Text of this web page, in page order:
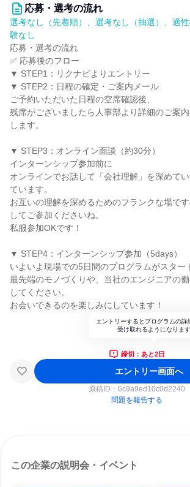
応募・選考の流れ
選考なし（先着順）、選考なし（抽選）、適
験なし
応募・選考の流れ
✅ 応募後のフロー
▼ STEP1：リクナビよりエントリー
▼ STEP2：日程の確定・ご案内メール
ご予約いただいた日程の空席確認後、
残席がございましたら人事部より詳細のご案
します。
▼ STEP3：オンライン面談（約30分）
インターンシップ参加前に
オンラインでお話して「会社理解」を深めて
ています。
お互いの理解を深めるためのフランクな場で
してご参加くださいね。
私服参加OKです！
▼ STEP4：インターンシップ参加（5days）
いよいよ現場での5日間のプログラムがスター
最先端のモノづくりや、当社のエンジニアの
してください。
お会いできるのを楽しみにしています！
エントリーするとプログラムの詳
受け取れるようになります
締切：あと2日
エントリー画面へ
原稿ID： 6c9a9ed10c0d2240
問題を報告する
この企業の説明会・イベント